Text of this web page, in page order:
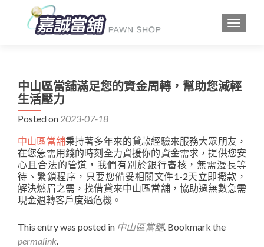
中山區當舖滿足您的資金周轉，幫助您減輕
生活壓力
Posted on 2023-07-18
中山區當舖秉持著多年來的貸款經驗來服務大眾朋友，
在您急需用錢的時刻全力資援你的資金需求，提供您安
心且合法的管道，我們有別於銀行審核，無需漫長等
待、繁鎖程序，只要您備妥相關文件1-2天立即撥款，
解決燃眉之需，找借貸來中山區當舖，協助過無數急需
現金週轉客戶度過危機。
This entry was posted in 中山區當舖. Bookmark the
permalink.